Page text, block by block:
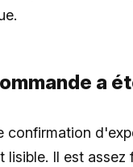
a
confirmation
lisible. Il est